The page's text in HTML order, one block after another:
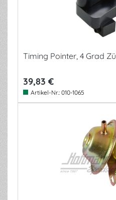
Timing Pointer, 4 Grad
39,83 €
Artikel-Nr.: 010-1065